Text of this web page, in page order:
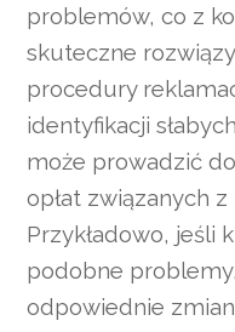
problemów, co z
skuteczne
procedury
identyfikacji
może prowadzić
opłat związanych z
Przykładowo, jeśli
podobne
odpowiednie